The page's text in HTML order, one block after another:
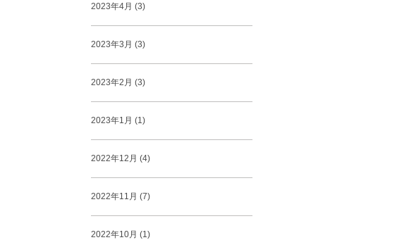
2023年4月 (3)
2023年3月 (3)
2023年2月 (3)
2023年1月 (1)
2022年12月 (4)
2022年11月 (7)
2022年10月 (1)